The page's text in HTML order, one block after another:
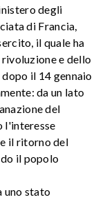
degli
di Francia,
il quale ha
e dello
il 14 gennaio
da un lato
del
l'interesse
il ritorno del
il popolo
uno stato